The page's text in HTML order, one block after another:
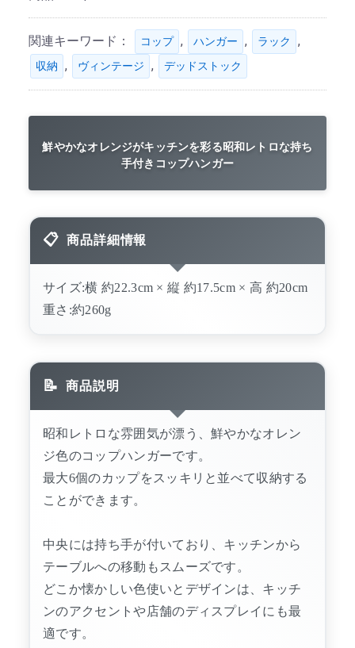
関連キーワード： コップ , ハンガー , ラック ,
収納 , ヴィンテージ , デッドストック
鮮やかなオレンジがキッチンを彩る昭和レトロな持ち
手付きコップハンガー
商品詳細情報
サイズ:横 約22.3cm × 縦 約17.5cm × 高 約20cm
重さ:約260g
商品説明
昭和レトロな雰囲気が漂う、鮮やかなオレン
ジ色のコップハンガーです。
最大6個のカップをスッキリと並べて収納する
ことができます。
中央には持ち手が付いており、キッチンから
テーブルへの移動もスムーズです。
どこか懐かしい色使いとデザインは、キッチ
ンのアクセントや店舗のディスプレイにも最
適です。